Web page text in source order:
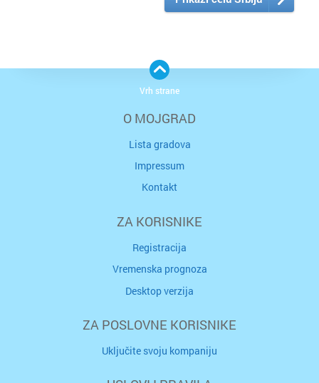
O MOJGRAD
Lista gradova
Impressum
Kontakt
ZA KORISNIKE
Registracija
Vremenska prognoza
Desktop verzija
ZA POSLOVNE KORISNIKE
Uključite svoju kompaniju
Vrh strane